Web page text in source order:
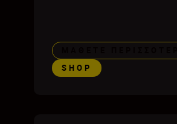
SHOP